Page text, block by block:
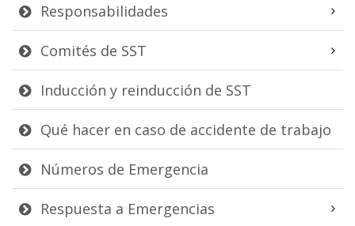
Responsabilidades
Comités de SST
Inducción y reinducción de SST
Qué hacer en caso de accidente de trabajo
Números de Emergencia
Respuesta a Emergencias